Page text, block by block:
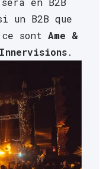
un B2B que
sont Ame &
Innervisions.